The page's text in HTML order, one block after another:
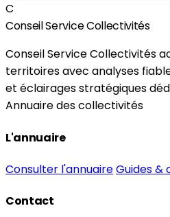
C
Conseil Service Collectivités
Conseil Service Collectivités
territoires avec analyses
et éclairages stratégiques
Annuaire des collectivités
L'annuaire
Consulter l'annuaireGuides &
Contact